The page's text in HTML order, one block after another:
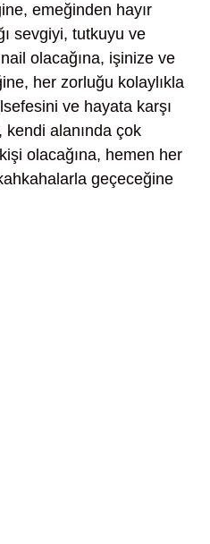
emeğinden hayır
sevgiyi, tutkuyu ve
nail olacağına, işinize ve
her zorluğu kolaylıkla
ve hayata karşı
alanında çok
olacağına, hemen her
geçeceğine